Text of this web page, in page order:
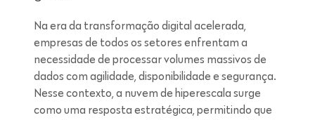
Na era da transformação digital acelerada,
empresas de todos os setores enfrentam a
necessidade de processar volumes massivos de
dados com agilidade, disponibilidade e segurança.
Nesse contexto, a nuvem de hiperescala surge
como uma resposta estratégica, permitindo que